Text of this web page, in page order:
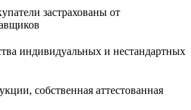
застрахованы от
индивидуальных и нестандартных
собственная аттестованная